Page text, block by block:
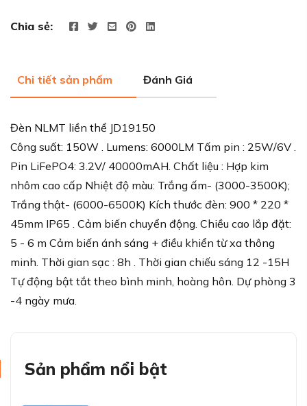
Chia sẻ:
Chi tiết sản phẩm Đánh Giá
Đèn NLMT liền thể JD19150
Công suất: 150W . Lumens: 6000LM Tấm pin : 25W/6V .
Pin LiFePO4: 3.2V/ 40000mAH. Chất liệu : Hợp kim
nhôm cao cấp Nhiệt độ màu: Trắng ấm- (3000-3500K);
Trắng thật- (6000-6500K) Kích thước đèn: 900 * 220 *
45mm IP65 . Cảm biến chuyển động. Chiều cao lắp đặt:
5 - 6 m Cảm biến ánh sáng + điều khiển từ xa thông
minh. Thời gian sạc : 8h . Thời gian chiếu sáng 12 -15H
Tự động bật tắt theo bình minh, hoàng hôn. Dự phòng 3
-4 ngày mưa.
Sản phẩm nổi bật